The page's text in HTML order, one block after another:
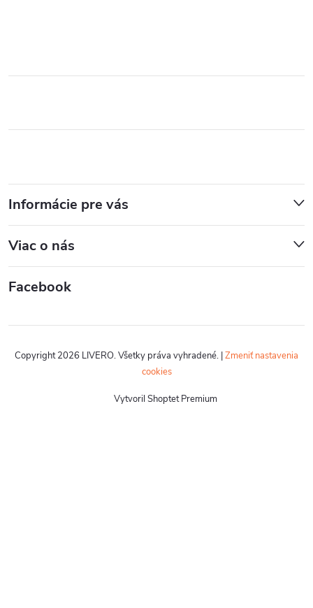
Informácie pre vás
Viac o nás
Facebook
Vytvoril Shoptet Premium
Copyright 2026 LIVERO. Všetky práva vyhradené. |Zmeniť nastavenia
cookies